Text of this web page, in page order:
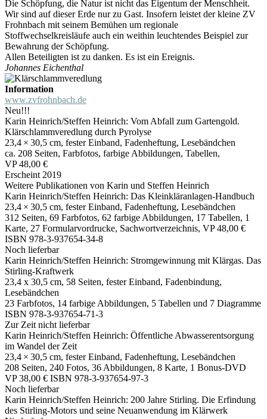
Die Schöpfung, die Natur ist nicht das Eigentum der Menschheit.
Wir sind auf dieser Erde nur zu Gast. Insofern leistet der kleine ZV
Frohnbach mit seinem Bemühen um regionale
Stoffwechselkreisläufe auch ein weithin leuchtendes Beispiel zur
Bewahrung der Schöpfung.
Allen Beteiligten ist zu danken. Es ist ein Ereignis.
Johannes Eichenthal
Information
www.zvfrohnbach.de
Neu!!!
Karin Heinrich/Steffen Heinrich: Vom Abfall zum Gartengold.
Klärschlammveredlung durch Pyrolyse
23,4 × 30,5 cm, fester Einband, Fadenheftung, Lesebändchen
ca. 208 Seiten, Farbfotos, farbige Abbildungen, Tabellen,
VP 48,00 €
Erscheint 2019
Weitere Publikationen von Karin und Steffen Heinrich
Karin Heinrich/Steffen Heinrich: Das Kleinkläranlagen-Handbuch
23,4 × 30,5 cm, fester Einband, Fadenheftung, Lesebändchen
312 Seiten, 69 Farbfotos, 62 farbige Abbildungen, 17 Tabellen, 1
Karte, 27 Formularvordrucke, Sachwortverzeichnis, VP 48,00 €
ISBN 978-3-937654-34-8
Noch lieferbar
Karin Heinrich/Steffen Heinrich: Stromgewinnung mit Klärgas. Das
Stirling-Kraftwerk
23,4 x 30,5 cm, 58 Seiten, fester Einband, Fadenbindung,
Lesebändchen
23 Farbfotos, 14 farbige Abbildungen, 5 Tabellen und 7 Diagramme
ISBN 978-3-937654-71-3
Zur Zeit nicht lieferbar
Karin Heinrich/Steffen Heinrich: Öffentliche Abwasserentsorgung
im Wandel der Zeit
23,4 × 30,5 cm, fester Einband, Fadenheftung, Lesebändchen
208 Seiten, 240 Fotos, 36 Abbildungen, 8 Karte, 1 Bonus-DVD
VP 38,00 € ISBN 978-3-937654-97-3
Noch lieferbar
Karin Heinrich/Steffen Heinrich: 200 Jahre Stirling. Die Erfindung
des Stirling-Motors und seine Neuanwendung im Klärwerk